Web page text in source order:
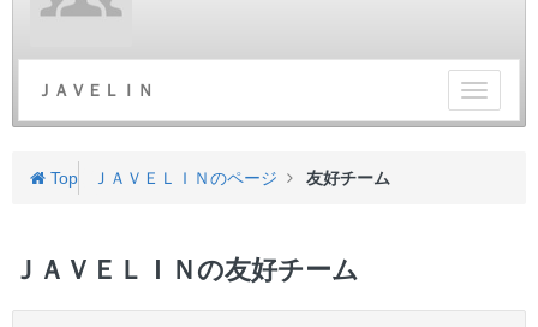
チ
ー
ＪＡＶＥＬＩＮ
Top ＪＡＶＥＬＩＮのページ 友好チーム
ＪＡＶＥＬＩＮの友好チーム